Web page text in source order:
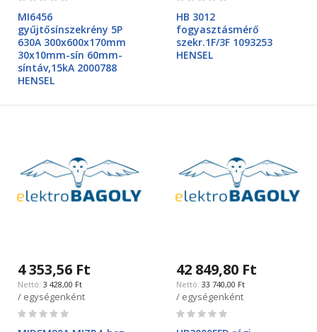
MI6456
gyűjtősínszekrény 5P
630A 300x600x170mm
30x10mm-sín 60mm-
síntáv,15kA 2000788
HENSEL
HB 3012
fogyasztásmérő
szekr.1F/3F 1093253
HENSEL
4 353,56 Ft
3 428,00 Ft
/ egységenként
Rating:
42 849,80 Ft
33 740,00 Ft
/ egységenként
Rating: